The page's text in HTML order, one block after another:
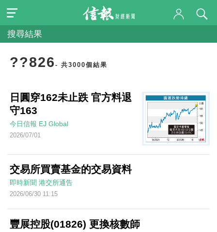
搜尋結果
??826 - 共3000個結果
日圓穿162未止跌 官方料退
守163
今日信報 EJ Global
2026/07/01
交易所買賣基金的交易資料
即時新聞 港交所通告
2026/06/30 11:15
豐展控股(01826) 更換核數師